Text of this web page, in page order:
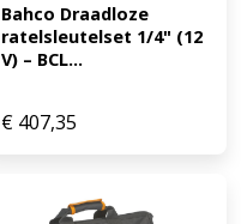
Bahco Draadloze
ratelsleutelset 1/4" (12
V) – BCL...
€ 407,35